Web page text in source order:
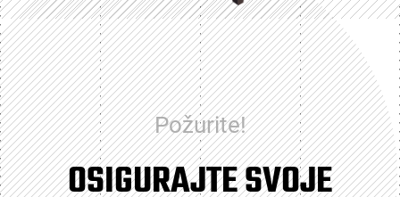
Požurite!
OSIGURAJTE SVOJE